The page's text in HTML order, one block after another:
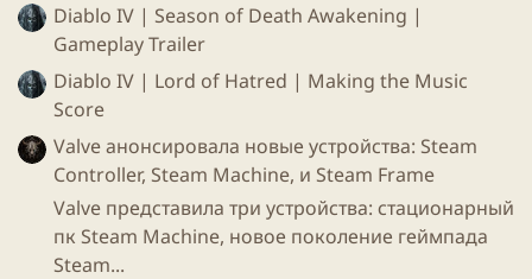
фон профиля, и загадочная коробка, которая
пригодится на будущей распродаже игр.
Diablo IV | Season of Death Awakening |
Gameplay Trailer
Diablo IV | Lord of Hatred | Making the Music
Score
Valve анонсировала новые устройства: Steam
Controller, Steam Machine, и Steam Frame
Valve представила три устройства: стационарный
пк Steam Machine, новое поколение геймпада
Steam...